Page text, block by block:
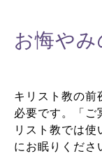
お悔やみ
キリスト教の前
必要です。「ご
リスト教では
にお眠りくださ